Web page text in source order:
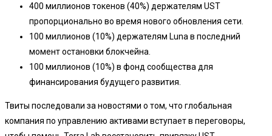
400 миллионов токенов (40%) держателям UST
пропорционально во время нового обновления сети.
100 миллионов (10%) держателям Luna в последний
момент остановки блокчейна.
100 миллионов (10%) в фонд сообщества для
финансирования будущего развития.
Твиты последовали за новостями о том, что глобальная
компания по управлению активами вступает в переговоры,